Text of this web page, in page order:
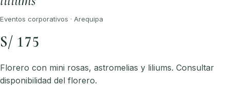
Eventos corporativos · Arequipa
S/ 175
Florero con mini rosas, astromelias y liliums. Consultar
disponibilidad del florero.